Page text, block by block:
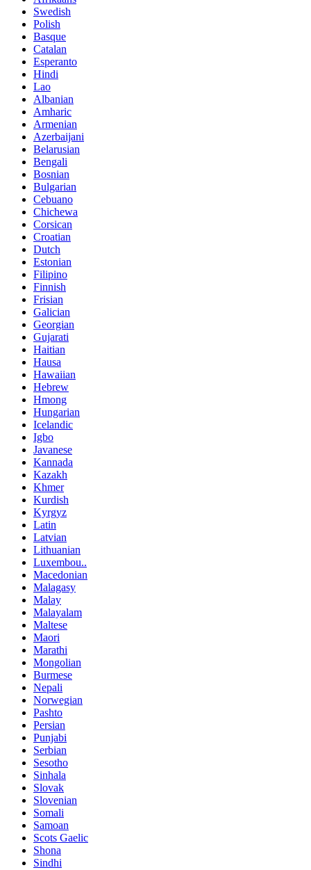
Swedish
Polish
Basque
Catalan
Esperanto
Hindi
Lao
Albanian
Amharic
Armenian
Azerbaijani
Belarusian
Bengali
Bosnian
Bulgarian
Cebuano
Chichewa
Corsican
Croatian
Dutch
Estonian
Filipino
Finnish
Frisian
Galician
Georgian
Gujarati
Haitian
Hausa
Hawaiian
Hebrew
Hmong
Hungarian
Icelandic
Igbo
Javanese
Kannada
Kazakh
Khmer
Kurdish
Kyrgyz
Latin
Latvian
Lithuanian
Luxembou..
Macedonian
Malagasy
Malay
Malayalam
Maltese
Maori
Marathi
Mongolian
Burmese
Nepali
Norwegian
Pashto
Persian
Punjabi
Serbian
Sesotho
Sinhala
Slovak
Slovenian
Somali
Samoan
Scots Gaelic
Shona
Sindhi